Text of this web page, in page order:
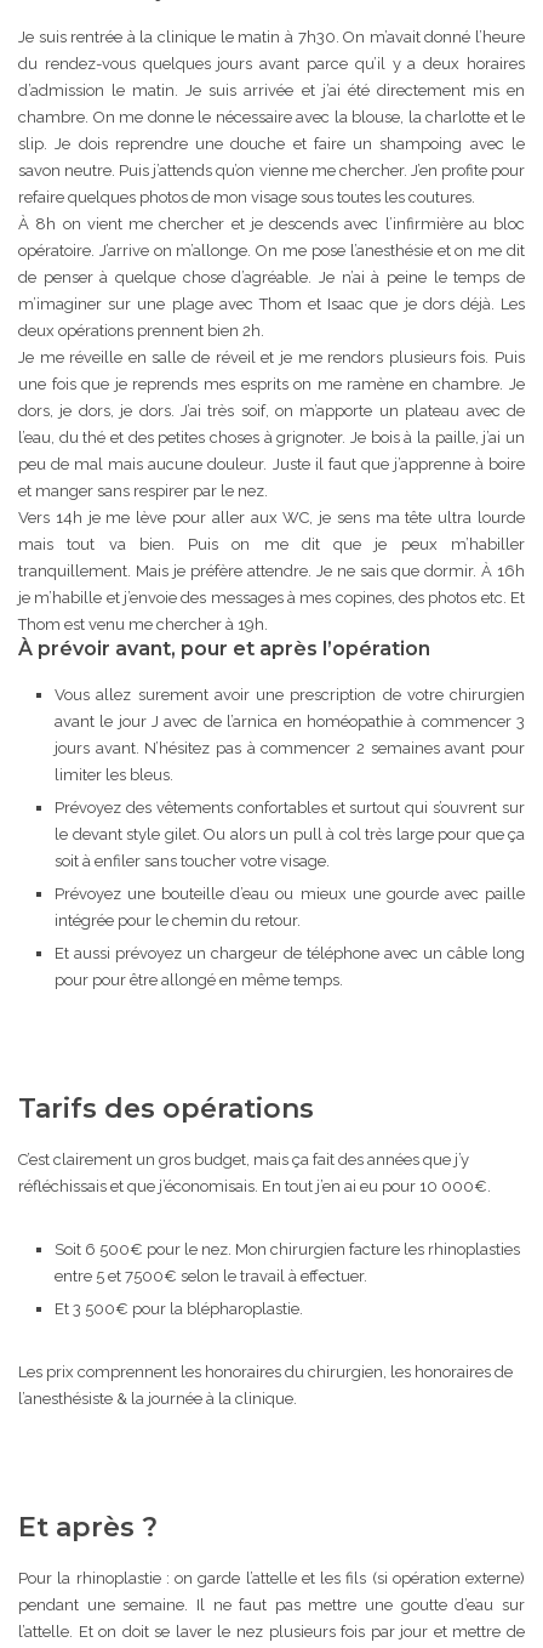
Je suis rentrée à la clinique le matin à 7h30. On m’avait donné l’heure
du rendez-vous quelques jours avant parce qu’il y a deux horaires
d’admission le matin. Je suis arrivée et j’ai été directement mis en
chambre. On me donne le nécessaire avec la blouse, la charlotte et le
slip. Je dois reprendre une douche et faire un shampoing avec le
savon neutre. Puis j’attends qu’on vienne me chercher. J’en profite pour
refaire quelques photos de mon visage sous toutes les coutures.
À 8h on vient me chercher et je descends avec l’infirmière au bloc
opératoire. J’arrive on m’allonge. On me pose l’anesthésie et on me dit
de penser à quelque chose d’agréable. Je n’ai à peine le temps de
m’imaginer sur une plage avec Thom et Isaac que je dors déjà. Les
deux opérations prennent bien 2h.
Je me réveille en salle de réveil et je me rendors plusieurs fois. Puis
une fois que je reprends mes esprits on me ramène en chambre. Je
dors, je dors, je dors. J’ai très soif, on m’apporte un plateau avec de
l’eau, du thé et des petites choses à grignoter. Je bois à la paille, j’ai un
peu de mal mais aucune douleur. Juste il faut que j’apprenne à boire
et manger sans respirer par le nez.
Vers 14h je me lève pour aller aux WC, je sens ma tête ultra lourde
mais tout va bien. Puis on me dit que je peux m’habiller
tranquillement. Mais je préfère attendre. Je ne sais que dormir. À 16h
je m’habille et j’envoie des messages à mes copines, des photos etc. Et
Thom est venu me chercher à 19h.
À prévoir avant, pour et après l’opération
Vous allez surement avoir une prescription de votre chirurgien
avant le jour J avec de l’arnica en homéopathie à commencer 3
jours avant. N’hésitez pas à commencer 2 semaines avant pour
limiter les bleus.
Prévoyez des vêtements confortables et surtout qui s’ouvrent sur
le devant style gilet. Ou alors un pull à col très large pour que ça
soit à enfiler sans toucher votre visage.
Prévoyez une bouteille d’eau ou mieux une gourde avec paille
intégrée pour le chemin du retour.
Et aussi prévoyez un chargeur de téléphone avec un câble long
pour pour être allongé en même temps.
Tarifs des opérations
C’est clairement un gros budget, mais ça fait des années que j’y
réfléchissais et que j’économisais. En tout j’en ai eu pour 10 000€.
Soit 6 500€ pour le nez. Mon chirurgien facture les rhinoplasties
entre 5 et 7500€ selon le travail à effectuer.
Et 3 500€ pour la blépharoplastie.
Les prix comprennent les honoraires du chirurgien, les honoraires de
l’anesthésiste & la journée à la clinique.
Et après ?
Pour la rhinoplastie : on garde l’attelle et les fils (si opération externe)
pendant une semaine. Il ne faut pas mettre une goutte d’eau sur
l’attelle. Et on doit se laver le nez plusieurs fois par jour et mettre de